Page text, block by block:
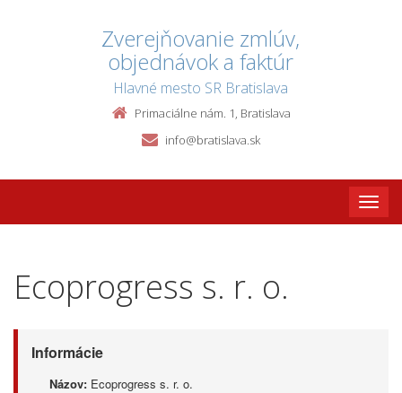
Zverejňovanie zmlúv,
objednávok a faktúr
Hlavné mesto SR Bratislava
Primaciálne nám. 1, Bratislava
info@bratislava.sk
Toggle
Ecoprogress s. r. o.
Informácie
Názov: Ecoprogress s. r. o.